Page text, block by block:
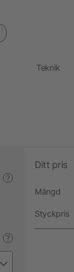
Teknik
?
?
Ditt pris
Mängd
Styckpris